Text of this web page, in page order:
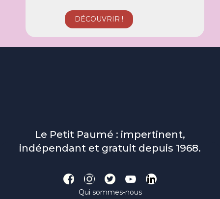
Le Petit Paumé : impertinent,
indépendant et gratuit depuis 1968.
Qui sommes-nous